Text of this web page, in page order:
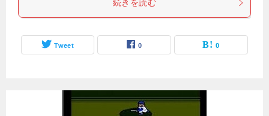
続きを読む
Tweet 0 0